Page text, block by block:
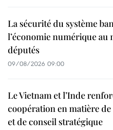
La sécurité du système
l’économie numérique au
députés
09/08/2026 09:00
Le Vietnam et l’Inde
coopération en matière
et de conseil stratégique